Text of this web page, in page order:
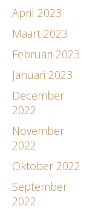
April 2023
Maart 2023
Februari 2023
Januari 2023
December
2022
November
2022
Oktober 2022
September
2022